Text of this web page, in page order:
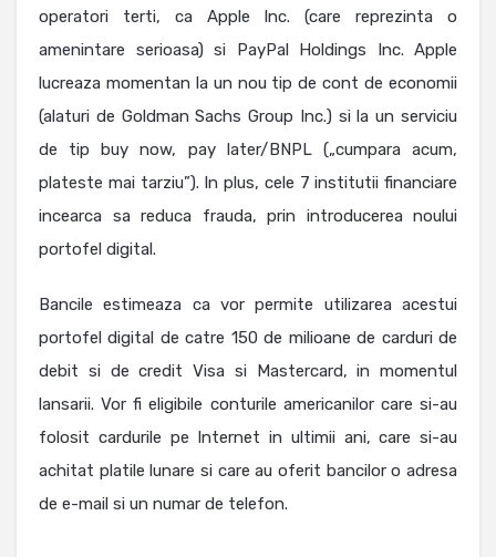
operatori terti, ca Apple Inc. (care reprezinta o
amenintare serioasa) si PayPal Holdings Inc. Apple
lucreaza momentan la un nou tip de cont de economii
(alaturi de Goldman Sachs Group Inc.) si la un serviciu
de tip buy now, pay later/BNPL („cumpara acum,
plateste mai tarziu”). In plus, cele 7 institutii financiare
incearca sa reduca frauda, prin introducerea noului
portofel digital.
Bancile estimeaza ca vor permite utilizarea acestui
portofel digital de catre 150 de milioane de carduri de
debit si de credit Visa si Mastercard, in momentul
lansarii. Vor fi eligibile conturile americanilor care si-au
folosit cardurile pe Internet in ultimii ani, care si-au
achitat platile lunare si care au oferit bancilor o adresa
de e-mail si un numar de telefon.